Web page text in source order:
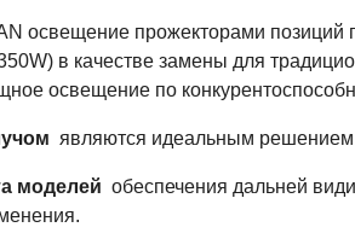
освещение прожекторами позиций
в качестве замены для
освещение по
являются идеальным решением
моделей обеспечения дальней